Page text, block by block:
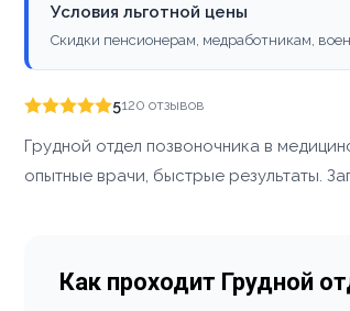
Условия льготной цены
Скидки пенсионерам, медработникам,
5120 отзывов
Грудной отдел позвоночника в
опытные врачи, быстрые результаты.
Как проходит Грудной